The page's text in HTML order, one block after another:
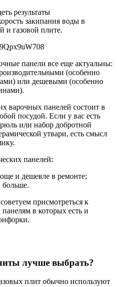
результаты
закипания воды в
и газовой плите.
панели все еще актуальны:
(особенно
или дешевыми (особенно
варочных панелей состоит в
посудой. Если у вас есть
или набор добротной
утвари, есть смысл
панелей:
и дешевле в ремонте;
больше.
присмотреться к
в которых есть и
лучше выбрать?
плит обычно используют